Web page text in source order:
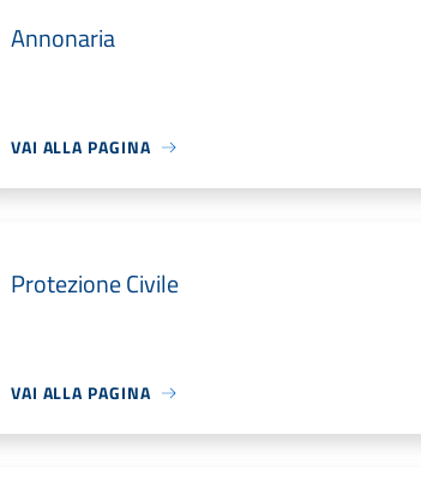
Annonaria
VAI ALLA PAGINA
Protezione Civile
VAI ALLA PAGINA